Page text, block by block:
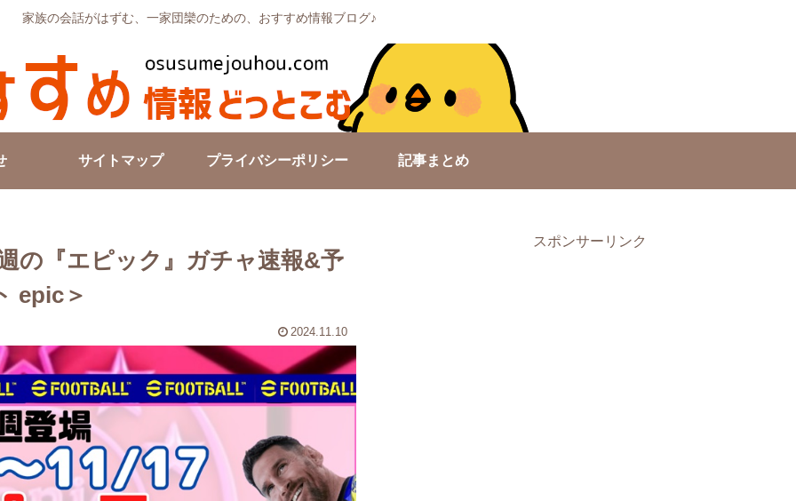
家族の会話がはずむ、一家団欒のための、おすすめ情報ブログ♪
サイトマップ プライバシーポリシー 記事まとめ
の『エピック』ガチャ速報&予
epic＞
2024.11.10
スポンサーリンク